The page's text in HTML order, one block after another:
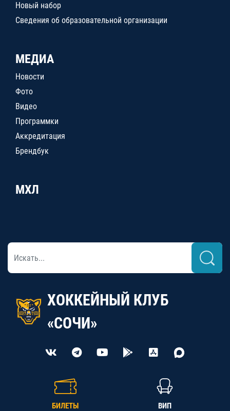
Новый набор
Сведения об образовательной организации
МЕДИА
Новости
Фото
Видео
Программки
Аккредитация
Брендбук
МХЛ
ХОККЕЙНЫЙ КЛУБ
«СОЧИ»
БИЛЕТЫ ВИП